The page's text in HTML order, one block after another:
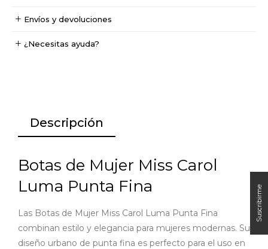
Envíos y devoluciones
¿Necesitas ayuda?
Descripción
Botas de Mujer Miss Carol
Luma Punta Fina
Las Botas de Mujer Miss Carol Luma Punta Fina
combinan estilo y elegancia para mujeres modernas. Su
diseño urbano de punta fina es perfecto para el uso en